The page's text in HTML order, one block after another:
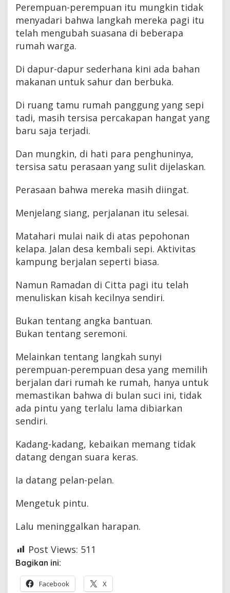
Perempuan-perempuan itu mungkin tidak
menyadari bahwa langkah mereka pagi itu
telah mengubah suasana di beberapa
rumah warga.
Di dapur-dapur sederhana kini ada bahan
makanan untuk sahur dan berbuka.
Di ruang tamu rumah panggung yang sepi
tadi, masih tersisa percakapan hangat yang
baru saja terjadi.
Dan mungkin, di hati para penghuninya,
tersisa satu perasaan yang sulit dijelaskan.
Perasaan bahwa mereka masih diingat.
Menjelang siang, perjalanan itu selesai.
Matahari mulai naik di atas pepohonan
kelapa. Jalan desa kembali sepi. Aktivitas
kampung berjalan seperti biasa.
Namun Ramadan di Citta pagi itu telah
menuliskan kisah kecilnya sendiri.
Bukan tentang angka bantuan.
Bukan tentang seremoni.
Melainkan tentang langkah sunyi
perempuan-perempuan desa yang memilih
berjalan dari rumah ke rumah, hanya untuk
memastikan bahwa di bulan suci ini, tidak
ada pintu yang terlalu lama dibiarkan
sendiri.
Kadang-kadang, kebaikan memang tidak
datang dengan suara keras.
Ia datang pelan-pelan.
Mengetuk pintu.
Lalu meninggalkan harapan.
Post Views: 511
Bagikan ini:
Facebook X